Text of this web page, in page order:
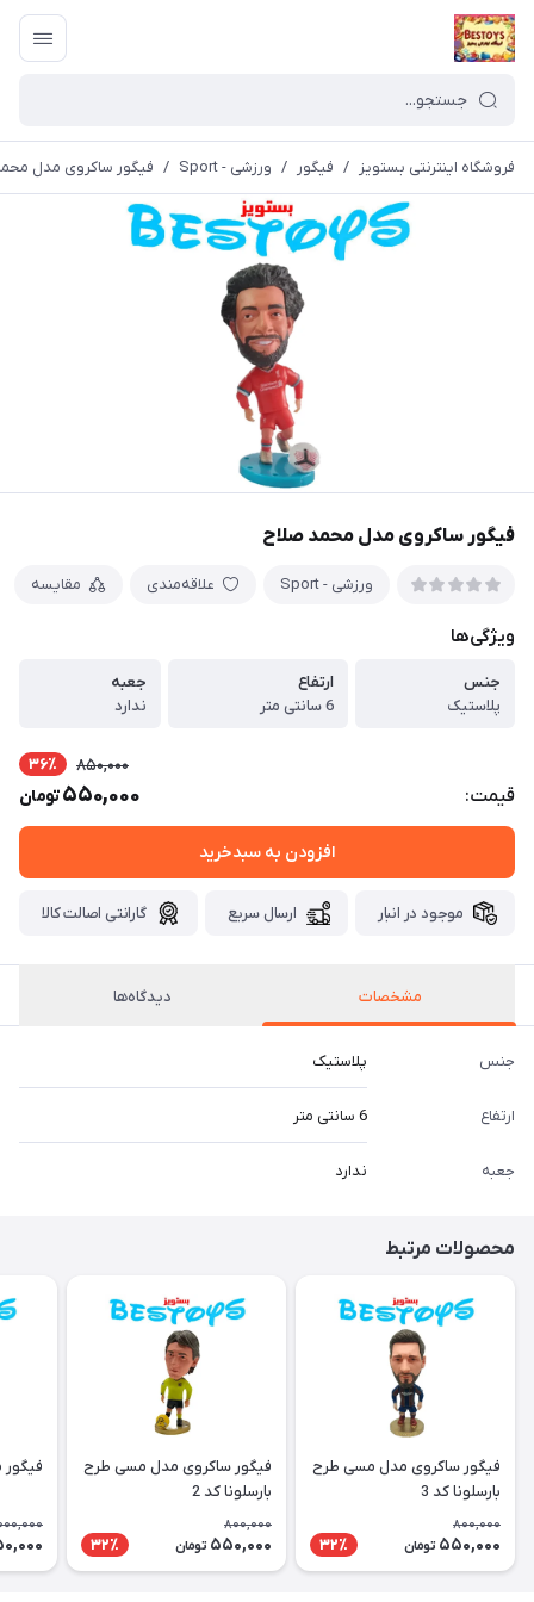
فروشگاه اینترنتی بستویز / فیگور / ورزشی - Sport / فیگور ساکروی مدل
فیگور ساکروی مدل محمد صلاح
ورزشی - Sport علاقه‌مندی مقایسه
ویژگی‌ها
جنس
پلاستیک
ارتفاع
6 سانتی متر
جعبه
ندارد
قیمت:
850,000 36٪
550,000تومان
افزودن به سبدخرید
موجود در انبار ارسال سریع گارانتی اصالت کالا
مشخصات دیدگاه‌ها
جنس پلاستیک
ارتفاع 6 سانتی متر
جعبه ندارد
محصولات مرتبط
فیگور ساکروی مدل مسی طرح
بارسلونا کد 3
800,000
550,000 تومان 32٪
فیگور ساکروی مدل مسی طرح
بارسلونا کد 2
800,000
550,000 تومان 32٪